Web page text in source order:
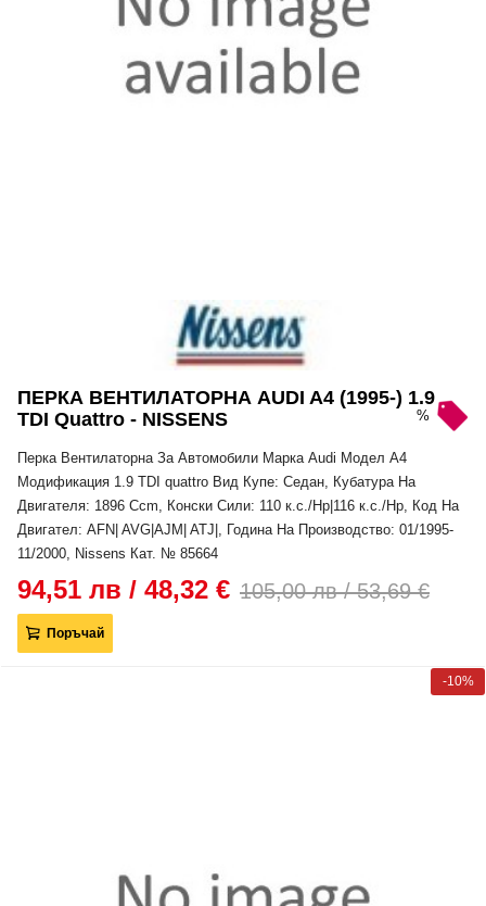
ПЕРКА ВЕНТИЛАТОРНА AUDI A4 (1995-) 1.9
TDI Quattro - NISSENS
Перка Вентилаторна За Автомобили Марка Audi Модел A4
Модификация 1.9 TDI quattro Вид Купе: Седан, Кубатура На
Двигателя: 1896 Ccm, Конски Сили: 110 к.с./Hp|116 к.с./Hp, Код На
Двигател: AFN| AVG|AJM| ATJ|, Година На Производство: 01/1995-
11/2000, Nissens Кат. № 85664
94,51 лв / 48,32 € 105,00 лв / 53,69 €
%
Поръчай
-10%